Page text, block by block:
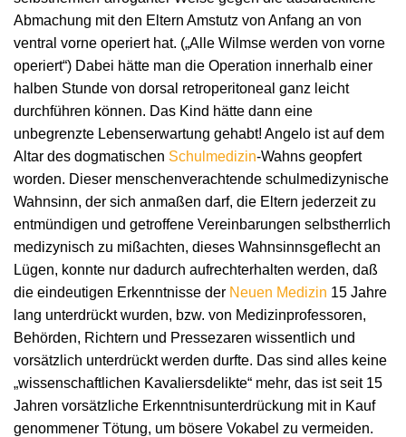
Abmachung mit den Eltern Amstutz von Anfang an von
ventral vorne operiert hat. („Alle Wilmse werden von vorne
operiert“) Dabei hätte man die Operation innerhalb einer
halben Stunde von dorsal retroperitoneal ganz leicht
durchführen können. Das Kind hätte dann eine
unbegrenzte Lebenserwartung gehabt! Angelo ist auf dem
Altar des dogmatischen Schulmedizin-Wahns geopfert
worden. Dieser menschenverachtende schulmedizynische
Wahnsinn, der sich anmaßen darf, die Eltern jederzeit zu
entmündigen und getroffene Vereinbarungen selbstherrlich
medizynisch zu mißachten, dieses Wahnsinnsgeflecht an
Lügen, konnte nur dadurch aufrechterhalten werden, daß
die eindeutigen Erkenntnisse der Neuen Medizin 15 Jahre
lang unterdrückt wurden, bzw. von Medizinprofessoren,
Behörden, Richtern und Pressezaren wissentlich und
vorsätzlich unterdrückt werden durfte. Das sind alles keine
„wissenschaftlichen Kavaliersdelikte“ mehr, das ist seit 15
Jahren vorsätzliche Erkenntnisunterdrückung mit in Kauf
genommener Tötung, um bösere Vokabel zu vermeiden.